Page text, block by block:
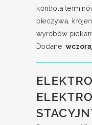
kontrola
pieczywa,
wyrobów
Dodane: